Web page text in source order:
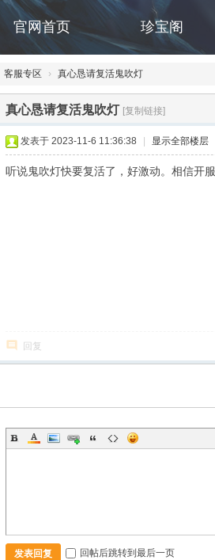
官网首页 珍宝阁
客服专区 › 真心恳请复活鬼吹灯
真心恳请复活鬼吹灯 [复制链接]
发表于 2023-11-6 11:36:38 显示全部楼层
听说鬼吹灯快要复活了，好激动。相信开
回复
发表回复 回帖后跳转到最后一页